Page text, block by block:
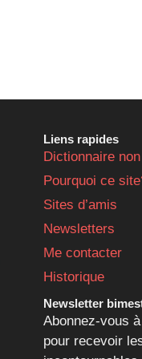
Liens rapides
Dictionnaire
Pourquoi ce
Sites d’amis
Newsletters
Me contacter
Historique
Newsletter
Abonnez-vous
pour recevoir